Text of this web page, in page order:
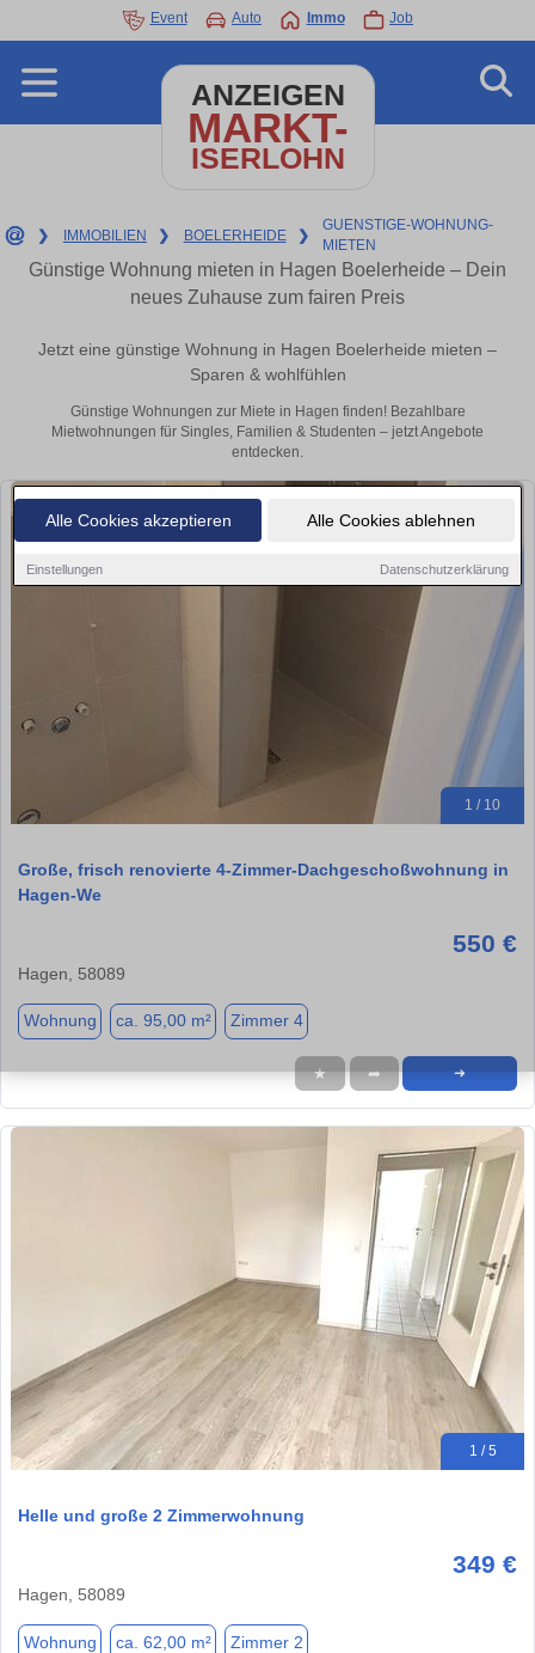
Alle Cookies akzeptieren Alle Cookies ablehnen
Einstellungen Datenschutzerklärung
Event Auto Immo Job
ANZEIGEN
MARKT-
ISERLOHN
❯ IMMOBILIEN ❯ BOELERHEIDE ❯
GUENSTIGE-WOHNUNG-
MIETEN
Günstige Wohnung mieten in Hagen Boelerheide – Dein
neues Zuhause zum fairen Preis
Jetzt eine günstige Wohnung in Hagen Boelerheide mieten –
Sparen & wohlfühlen
Günstige Wohnungen zur Miete in Hagen finden! Bezahlbare
Mietwohnungen für Singles, Familien & Studenten – jetzt Angebote
entdecken.
1 / 10
Große, frisch renovierte 4-Zimmer-Dachgeschoßwohnung in
Hagen-We
550 €
Hagen, 58089
Wohnung ca. 95,00 m² Zimmer 4
★ ➦ ➜
1 / 5
Helle und große 2 Zimmerwohnung
349 €
Hagen, 58089
Wohnung ca. 62,00 m² Zimmer 2